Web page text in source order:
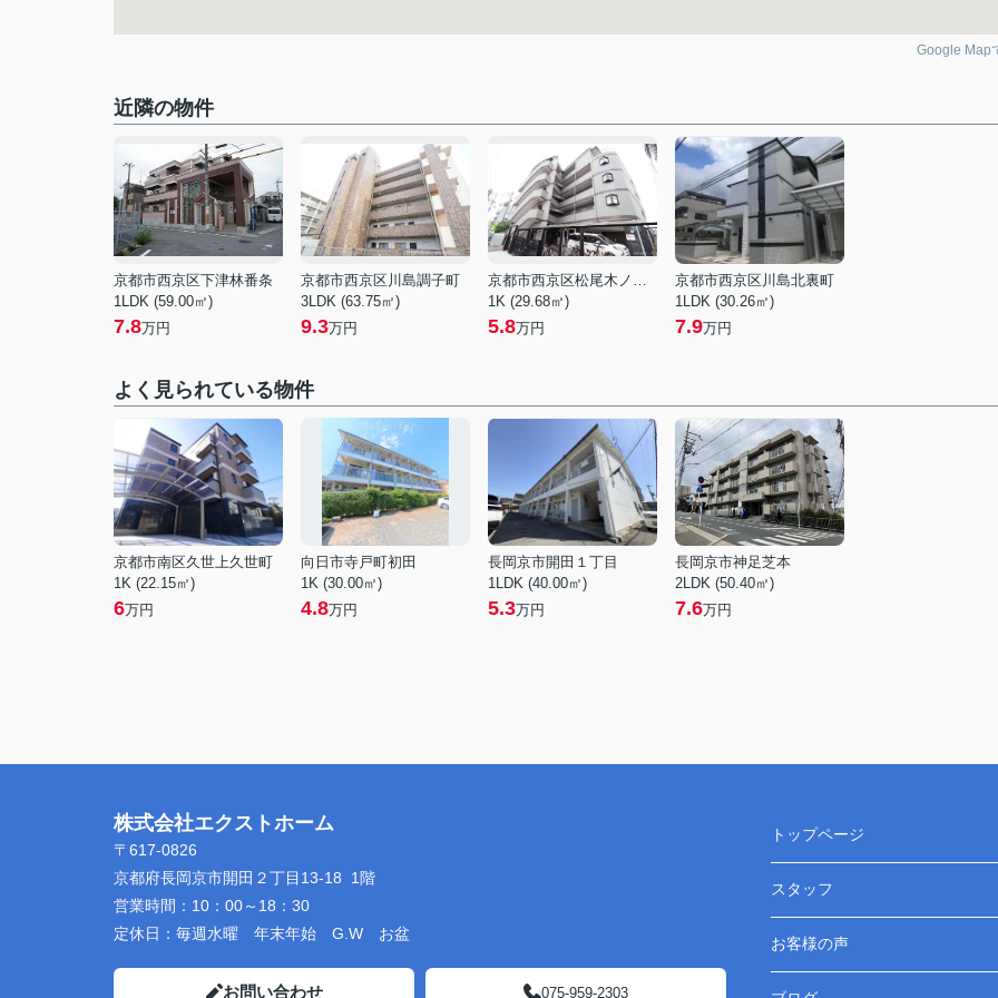
Google Map
近隣の物件
京都市西京区下津林番条
1LDK (59.00㎡)
7.8万円
京都市西京区川島調子町
3LDK (63.75㎡)
9.3万円
京都市西京区松尾木ノ曽町
1K (29.68㎡)
5.8万円
京都市西京区川島北裏町
1LDK (30.26㎡)
7.9万円
よく見られている物件
京都市南区久世上久世町
1K (22.15㎡)
6万円
向日市寺戸町初田
1K (30.00㎡)
4.8万円
長岡京市開田１丁目
1LDK (40.00㎡)
5.3万円
長岡京市神足芝本
2LDK (50.40㎡)
7.6万円
株式会社エクストホーム
〒617-0826
京都府長岡京市開田２丁目13-18 1階
営業時間： 10：00～18：30
定休日： 毎週水曜 年末年始 G.W お盆
お問い合わせ 075-959-2303
トップページ
スタッフ
お客様の声